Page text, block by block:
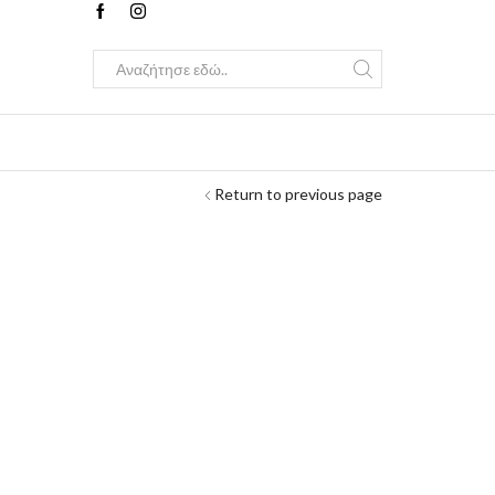
Return to previous page